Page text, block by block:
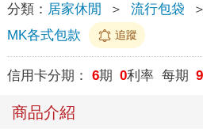
分類： 居家休閒 ＞ 流行包袋 ＞
MK各式包款
追蹤
信用卡分期： 6期 0利率 每期
商品介紹